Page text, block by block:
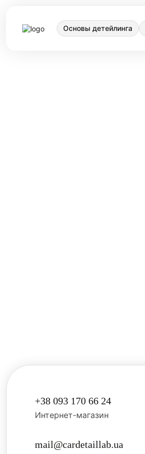
Основы детейлинга
+38 093 170 66 24
Интернет-магазин
mail@cardetaillab.ua